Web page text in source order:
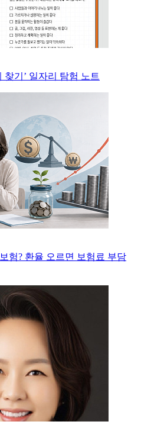
찾기’ 일자리 탐험 노트
험? 환율 오르면 보험료 부담